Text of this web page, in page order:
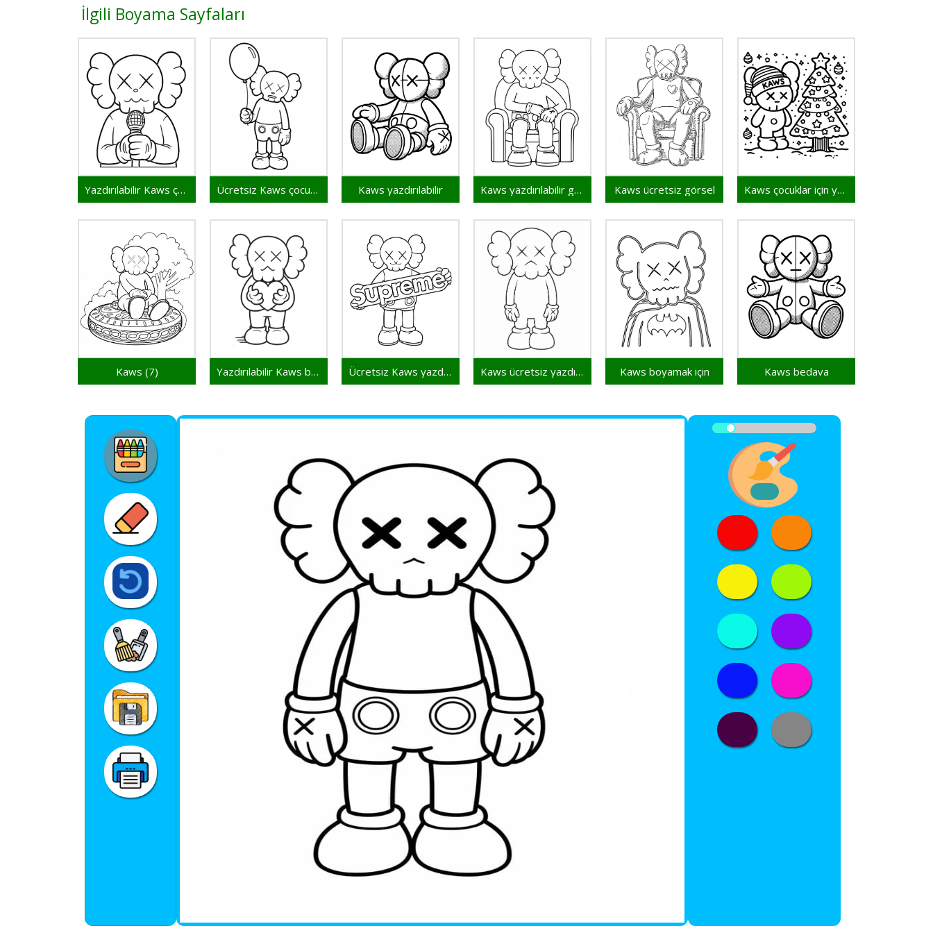
İlgili Boyama Sayfaları
Yazdırılabilir Kaws çocuklar için Ücretsiz Kaws çocuklar için Kaws yazdırılabilir Kaws yazdırılabilir görsel Kaws ücretsiz görsel Kaws çocuklar için yazdırılabilir
Kaws (7) Yazdırılabilir Kaws bedava Ücretsiz Kaws yazdırılabilir Kaws ücretsiz yazdırılabilir Kaws boyamak için Kaws bedava